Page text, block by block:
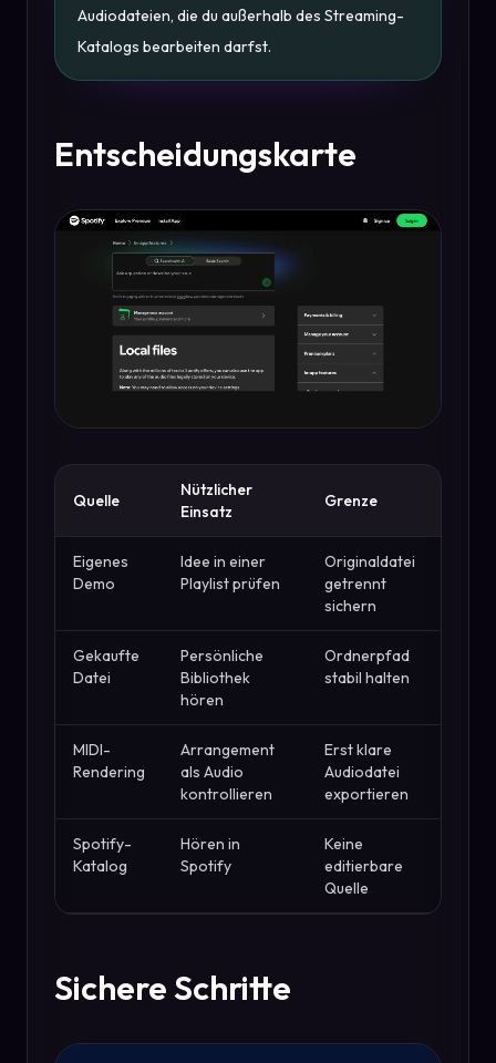
Audiodateien, die du außerhalb des Streaming-
Katalogs bearbeiten darfst.
Entscheidungskarte
Quelle
Nützlicher
Einsatz
Grenze
Eigenes
Demo
Idee in einer
Playlist prüfen
Originaldatei
getrennt
sichern
Gekaufte
Datei
Persönliche
Bibliothek
hören
Ordnerpfad
stabil halten
MIDI-
Rendering
Arrangement
als Audio
kontrollieren
Erst klare
Audiodatei
exportieren
Spotify-
Katalog
Hören in
Spotify
Keine
editierbare
Quelle
Sichere Schritte